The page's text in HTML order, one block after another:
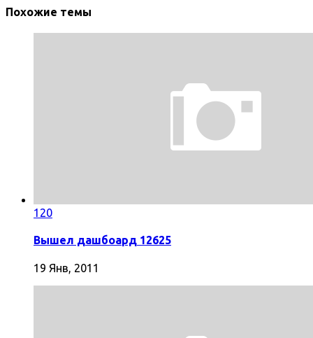
Похожие темы
120
Вышел дашбоард 12625
19 Янв, 2011